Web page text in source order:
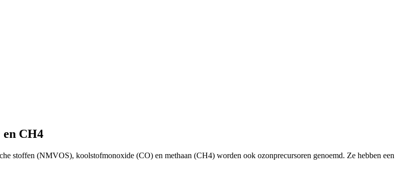
CH4
stoffen (NMVOS), koolstofmonoxide (CO) en methaan (CH4) worden ook ozonprecursoren genoemd. Ze hebben een